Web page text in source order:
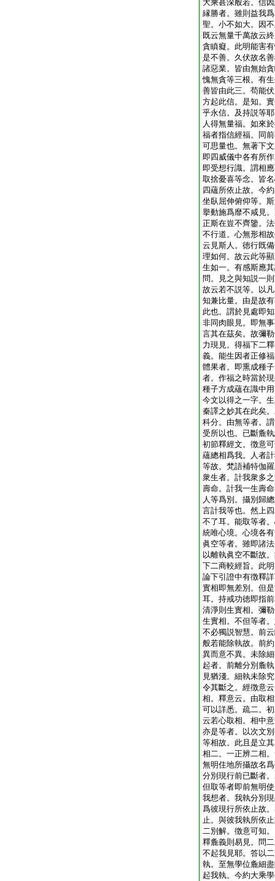
大乘甚深般若。信
縁勝者。雖則益我
聖。小不如大。因
既云無量千萬故云
貪瞋癡。此明能害
是不善。久伏故名
諸惡業。皆由無始
愧無貪等三根。有
善皆由此三。苟能
方起此信。是知。
乎永信。及持説等
人得無量福。如來
福者指信經福。同
可思量也。無著下
即四威儀中各有所
即受想行識。謂相
取捨憂喜等念。皆
四蘊所依止故。今
坐臥屈伸俯仰等。
擧動施爲靡不咸見
正斯在豈不齊鑒。
不行道。心無形相
云見斯人。徳行既
理如何。故云此等
生如一。有感斯應
問。見之與知説一
故云若不説等。以
知兼比量。由是故
此也。謂於見處即
非同肉眼見。即無
言其在茲矣。故彌
力現見。得福下二
義。能生因者正修
體果者。即熏成種
者。作福之時當於
種子方成蘊在識中
今文以得之一字。
秦譯之妙其在此矣
科分。由無等者。
受所以也。已斷麁
初節釋經文。徴意
蘊總相爲我。人者
等故。梵語補特伽
衆生者。計我衆多
壽命。計我一生壽
人等爲別。攝別歸
言計我等也。然上
不了耳。能取等者
統唯心境。心境各
眞空等者。雖即諸
以離執眞空不斷故
下二商較經旨。此
論下引證中有徴釋
實相即無差別。但
耳。持戒功徳即指
清淨則生實相。彌
生實相。不但等者
不必獨説智慧。前
般若能除執故。前
異而意不異。未除
起者。前離分別麁
見猶淺。細執未除
令其斷之。經徴意
相。釋意云。由取
可以詳悉。疏二。
云若心取相。相中
亦是等者。以次文
等相故。此且是立
相二。一正辨二相
無明住地所攝故名
分別現行前已斷者
但取等者即前無明
我想者。我執分別
爲彼現行所依止故
止。與彼我執所依
二別解。徴意可知
釋麁義則易見。問
不起我見耶。答以
執。至無學位麁細
起我執。今約大乘